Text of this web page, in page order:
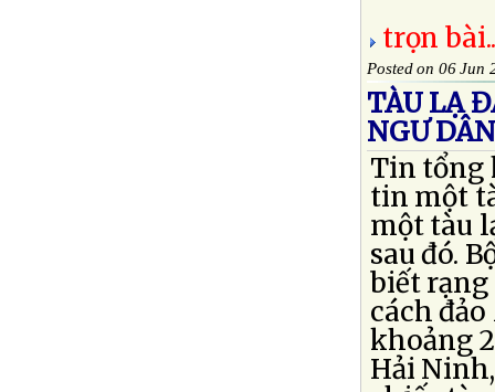
trọn
Posted on 06 Jun
TÀU LẠ
NGƯ
Tin tổng
tin một
một tàu
sau đó.
biết
cách
khoảng
Hải